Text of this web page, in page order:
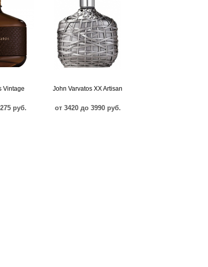
Vintage
руб.
John Varvatos XX Artisan
от 3420 до 3990 руб.